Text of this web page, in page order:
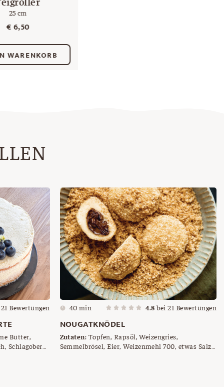
25 cm
€6,50
WARENKORB
21 Bewertungen
Butter,
40 min 4.8 bei21 Bewertungen
NOUGATKNÖDEL
Zutaten: Topfen, Rapsöl, Weizengries,
Semmelbrösel, Eier, Weizenmehl 700, etwas Salz,